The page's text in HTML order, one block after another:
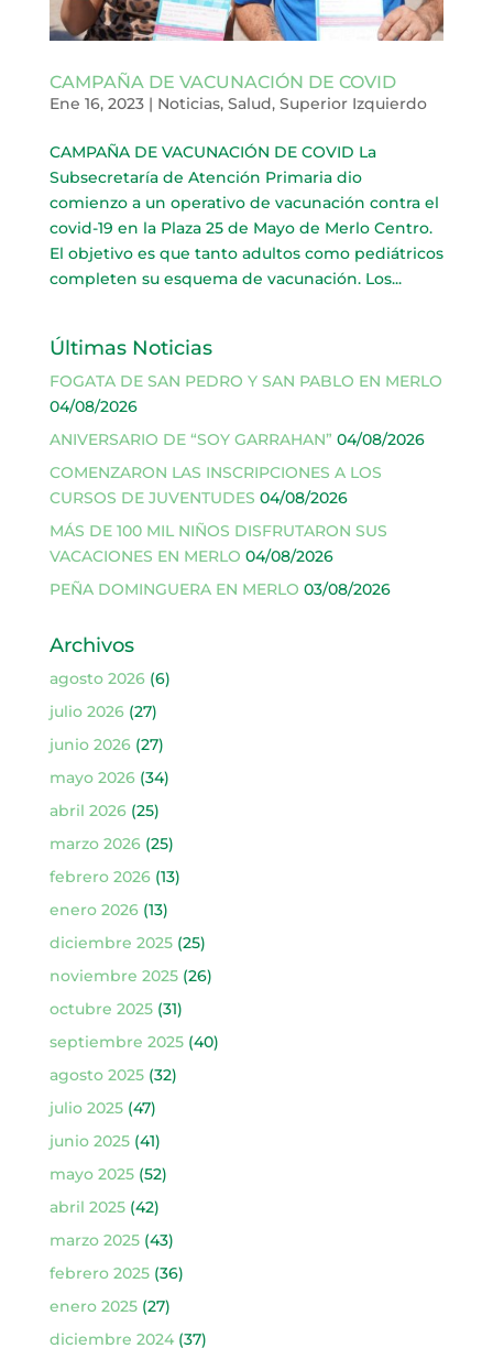
CAMPAÑA DE VACUNACIÓN DE COVID
Ene 16, 2023| Noticias, Salud, Superior Izquierdo
CAMPAÑA DE VACUNACIÓN DE COVID La
Subsecretaría de Atención Primaria dio
comienzo a un operativo de vacunación contra el
covid-19 en la Plaza 25 de Mayo de Merlo Centro.
El objetivo es que tanto adultos como pediátricos
completen su esquema de vacunación. Los...
Últimas Noticias
FOGATA DE SAN PEDRO Y SAN PABLO EN MERLO
04/08/2026
ANIVERSARIO DE “SOY GARRAHAN” 04/08/2026
COMENZARON LAS INSCRIPCIONES A LOS
CURSOS DE JUVENTUDES 04/08/2026
MÁS DE 100 MIL NIÑOS DISFRUTARON SUS
VACACIONES EN MERLO 04/08/2026
PEÑA DOMINGUERA EN MERLO 03/08/2026
Archivos
agosto 2026(6)
julio 2026(27)
junio 2026(27)
mayo 2026(34)
abril 2026(25)
marzo 2026(25)
febrero 2026(13)
enero 2026(13)
diciembre 2025(25)
noviembre 2025(26)
octubre 2025(31)
septiembre 2025(40)
agosto 2025(32)
julio 2025(47)
junio 2025(41)
mayo 2025(52)
abril 2025(42)
marzo 2025(43)
febrero 2025(36)
enero 2025(27)
diciembre 2024(37)